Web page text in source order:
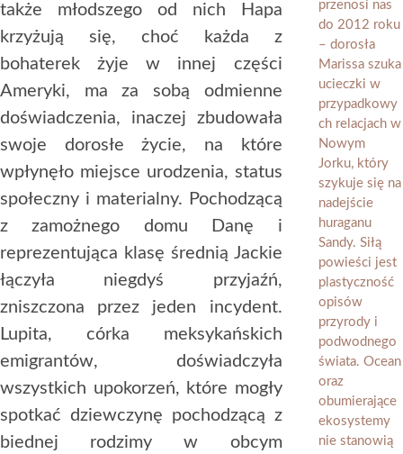
także młodszego od nich Hapa
krzyżują się, choć każda z
bohaterek żyje w innej części
Ameryki, ma za sobą odmienne
doświadczenia, inaczej zbudowała
swoje dorosłe życie, na które
wpłynęło miejsce urodzenia, status
społeczny i materialny. Pochodzącą
z zamożnego domu Danę i
reprezentująca klasę średnią Jackie
łączyła niegdyś przyjaźń,
zniszczona przez jeden incydent.
Lupita, córka meksykańskich
emigrantów, doświadczyła
wszystkich upokorzeń, które mogły
spotkać dziewczynę pochodzącą z
biednej rodzimy w obcym